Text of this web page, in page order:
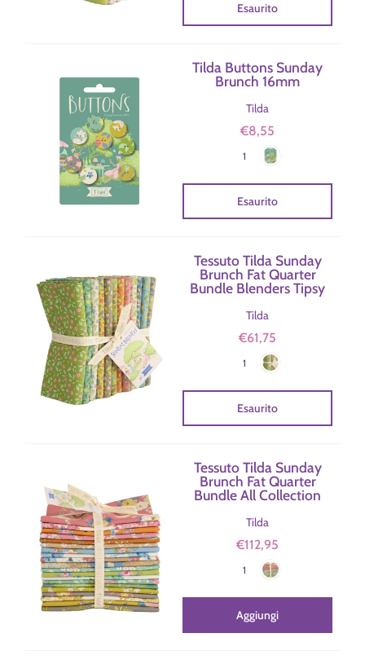
Esaurito
Tilda Buttons Sunday
Brunch 16mm
Tilda
€8,55
Colore
1
Esaurito
Tessuto Tilda Sunday
Brunch Fat Quarter
Bundle Blenders Tipsy
Tilda
€61,75
Colore
1
Esaurito
Tessuto Tilda Sunday
Brunch Fat Quarter
Bundle All Collection
Tilda
€112,95
Colore
1
Aggiungi